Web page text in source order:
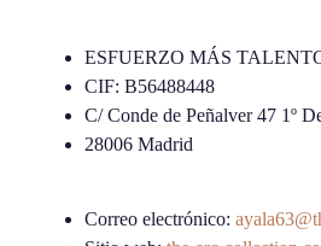
ESFUERZO MÁS
CIF: B56488448
C/ Conde de Peñalver 47 1º
28006 Madrid
Correo electrónico: